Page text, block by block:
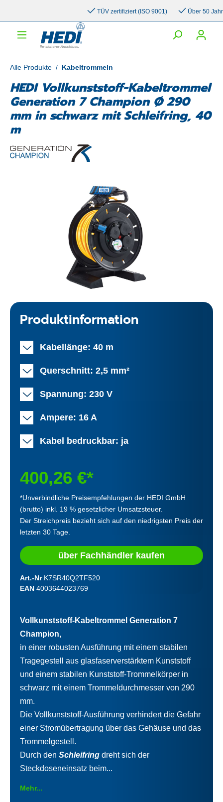
TÜV zertifiziert (ISO 9001) Über 50 Jahre
Alle Produkte / Kabeltrommeln
HEDI Vollkunststoff-Kabeltrommel
Generation 7 Champion Ø 290
mm in schwarz mit Schleifring, 40
m
Produktinformation
Kabellänge: 40 m
Querschnitt: 2,5 mm²
Spannung: 230 V
Ampere: 16 A
Kabel bedruckbar: ja
400,26 €*
*Unverbindliche Preisempfehlungen der HEDI GmbH
(brutto) inkl. 19 % gesetzlicher Umsatzsteuer.
Der Streichpreis bezieht sich auf den niedrigsten Preis der
letzten 30 Tage.
über Fachhändler kaufen
Art.-Nr K7SR40Q2TF520
EAN 4003644023769
Vollkunststoff-Kabeltrommel Generation 7
Champion,
in einer robusten Ausführung mit einem stabilen
Tragegestell aus glasfaserverstärktem Kunststoff
und einem stabilen Kunststoff-Trommelkörper in
schwarz mit einem Trommeldurchmesser von 290
mm.
Die Vollkunststoff-Ausführung verhindert die Gefahr
einer Stromübertragung über das Gehäuse und das
Trommelgestell.
Durch den Schleifring dreht sich der
Steckdoseneinsatz beim...
Mehr...